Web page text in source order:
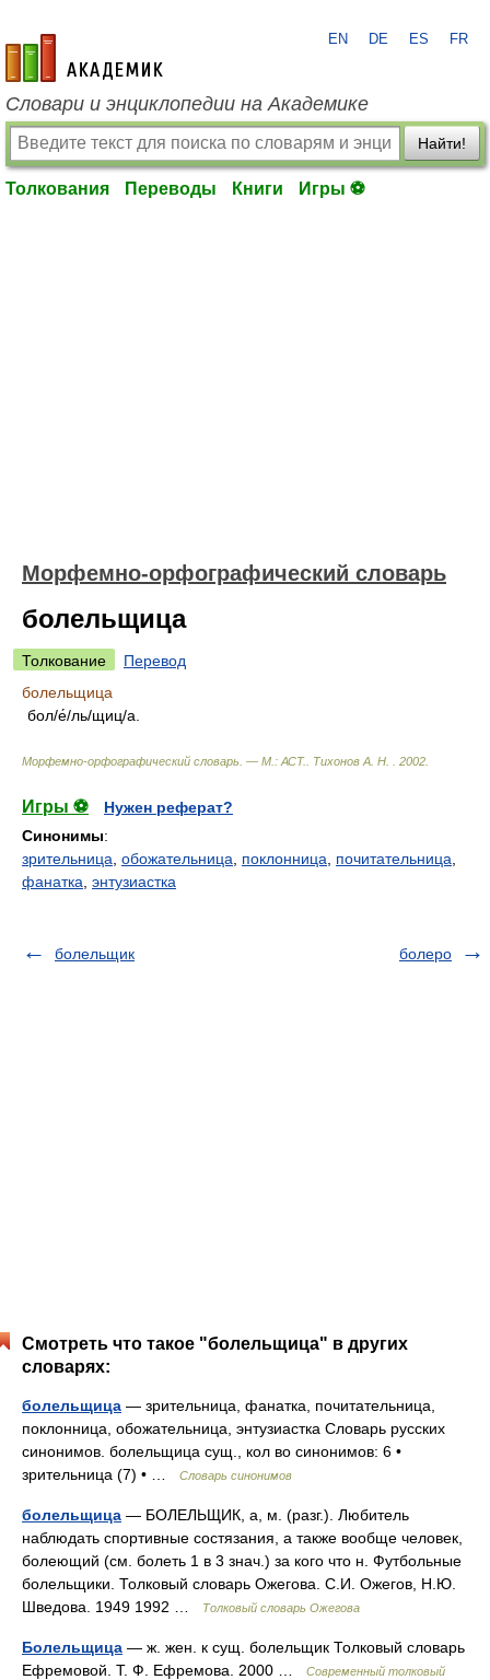
academic.ru
EN DE ES FR
Словари и энциклопедии на Академике
Найти!
Толкования Переводы Книги Игры ⚽
Морфемно-орфографический словарь
болельщица
Толкование
Перевод
болельщица
бол/е́/ль/щиц/а.
Морфемно-орфографический словарь. — М.: АСТ. Тихонов А. Н. 2002
Игры ⚽
Нужен реферат?
Синонимы:
зрительница обожательница поклонница почитательница
фанатка энтузиастка
болельщик болеро
Смотреть что такое "болельщица" в других
словарях:
болельщица — зрительница, фанатка, почитательница,
поклонница, обожательница, энтузиастка Словарь русских
синонимов. болельщица сущ., кол во синонимов: 6 •
зрительница (7) • …
Словарь синонимов
болельщица — БОЛЕЛЬЩИК, а, м. (разг.). Любитель
наблюдать спортивные состязания, а также вообще человек,
болеющий (см. болеть 1 в 3 знач.) за кого что н. Футбольные
болельщики. Толковый словарь Ожегова. С.И. Ожегов, Н.Ю.
Шведова. 1949 1992 …
Толковый словарь Ожегова
Болельщица — ж. жен. к сущ. болельщик Толковый словарь
Ефремовой. Т. Ф. Ефремова. 2000 …
Современный толковый